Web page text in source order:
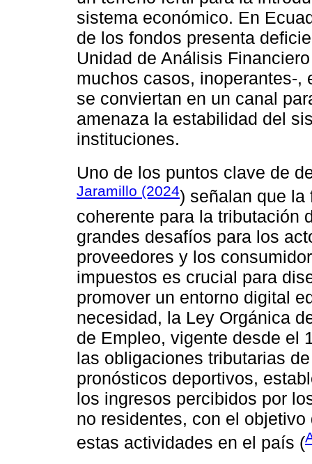
sistema económico. En
de los fondos presenta
Unidad de Análisis
muchos casos, inoperantes-,
se conviertan en un canal
amenaza la estabilidad del
instituciones.
Uno de los puntos clave de
Jaramillo (2024) señalan que la
coherente para la tributación
grandes desafíos para los
proveedores y los
impuestos es crucial para
promover un entorno digital
necesidad, la Ley Orgánica
de Empleo, vigente desde el
las obligaciones tributarias
pronósticos deportivos,
los ingresos percibidos por
no residentes, con el
estas actividades en el país (